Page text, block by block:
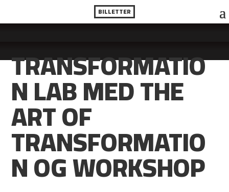
BILLETTER
TRANSFORMATIO
N LAB MED THE
ART OF
TRANSFORMATIO
N OG WORKSHOP